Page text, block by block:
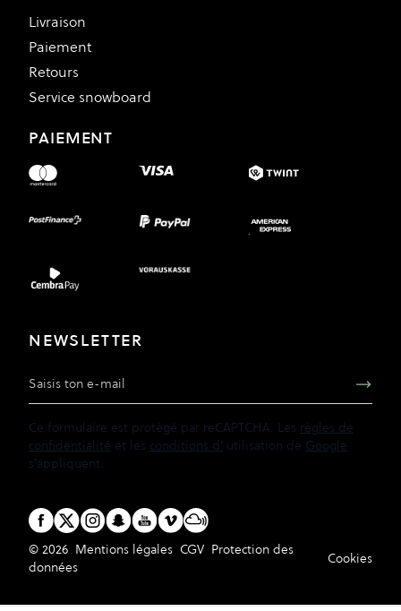
Livraison
Paiement
Retours
Service snowboard
PAIEMENT
NEWSLETTER
Adresse e-mail
Ce formulaire est protégé par reCAPTCHA. Les règles de
confidentialité et les conditions d' utilisation de Google
s'appliquent.
© 2026 Mentions légales CGV Protection des
données
Cookies